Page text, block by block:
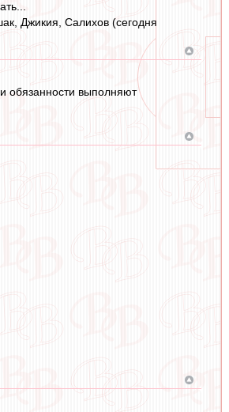
Джикия, Салихов (сегодня
обязанности выполняют